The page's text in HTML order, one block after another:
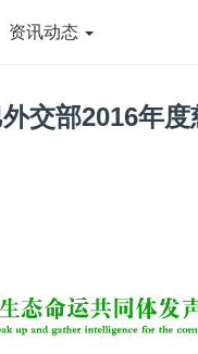
资讯动态
交部2016年